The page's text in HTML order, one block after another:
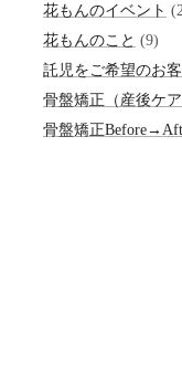
花もんのイベント
花もんのこと (9)
託児をご希望のお
骨盤矯正（産後ケア
骨盤矯正